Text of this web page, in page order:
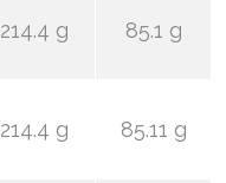
214.4 g 85.1 g
214.4 g 85.11 g